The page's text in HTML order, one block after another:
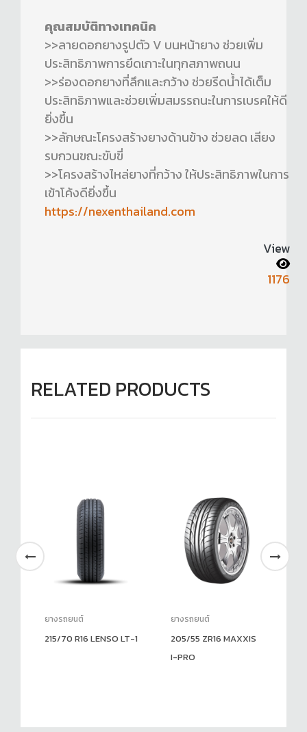
คุณสมบัติทางเทคนิค
>>ลายดอกยางรูปตัว V บนหน้ายาง ช่วยเพิ่ม
ประสิทธิภาพการยึดเกาะในทุกสภาพถนน
>>ร่องดอกยางที่ลึกและกว้าง ช่วยรีดน้ำได้เต็ม
ประสิทธิภาพและช่วยเพิ่มสมรรถนะในการเบรคให้ดี
ยิ่งขึ้น
>>ลักษณะโครงสร้างยางด้านข้าง ช่วยลด เสียง
รบกวนขณะขับขี่
>>โครงสร้างไหล่ยางที่กว้าง ให้ประสิทธิภาพในการ
เข้าโค้งดียิ่งขึ้น
https://nexenthailand.com
View
1176
RELATED PRODUCTS
ยางรถยนต์
215/70 R16 LENSO LT-1
ยางรถยนต์
205/55 ZR16 MAXXIS
I-PRO